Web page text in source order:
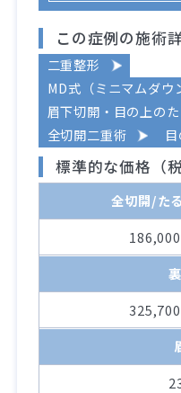
この症例の施術
二重整形
MD式（ミニマムダウ
眉下切開・目の上の
全切開二重術
標準的な価格（税
全切開/た